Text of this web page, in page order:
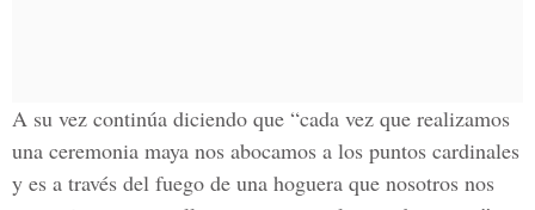
A su vez continúa diciendo que “cada vez que realizamos
una ceremonia maya nos abocamos a los puntos cardinales
y es a través del fuego de una hoguera que nosotros nos